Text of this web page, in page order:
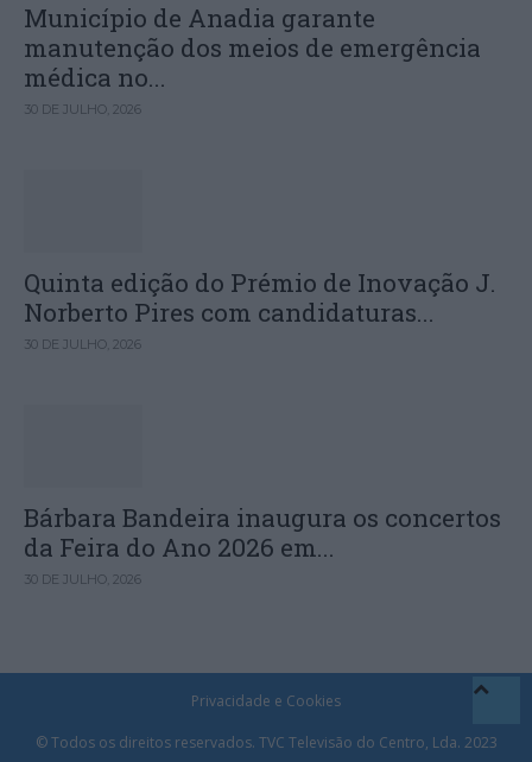
Município de Anadia garante
manutenção dos meios de emergência
médica no...
30 DE JULHO, 2026
Quinta edição do Prémio de Inovação J.
Norberto Pires com candidaturas...
30 DE JULHO, 2026
Bárbara Bandeira inaugura os concertos
da Feira do Ano 2026 em...
30 DE JULHO, 2026
Privacidade e Cookies
© Todos os direitos reservados. TVC Televisão do Centro, Lda. 2023